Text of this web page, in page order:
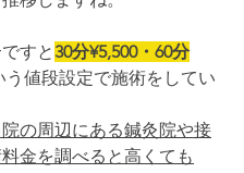
すと30分¥5,500・60分
う値段設定で施術をしてい
の周辺にある鍼灸院や接
金を調べると高くても